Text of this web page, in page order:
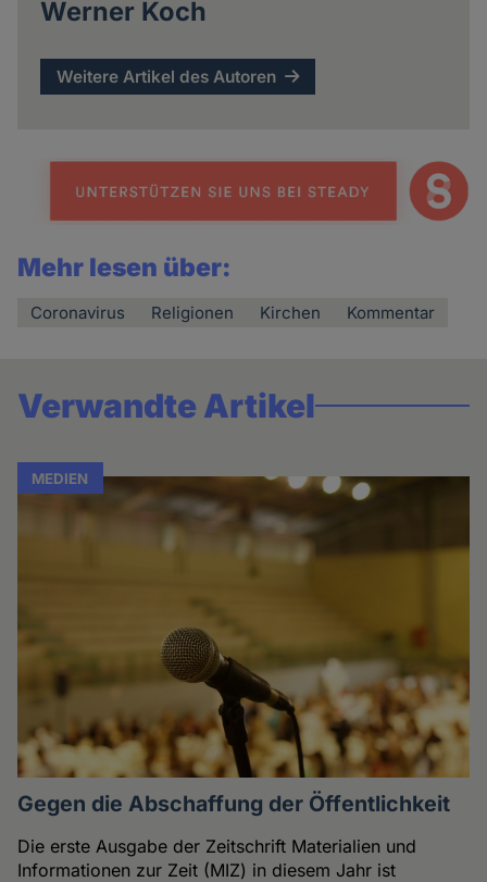
Werner Koch
Weitere Artikel des Autoren
Mehr lesen über:
Coronavirus Religionen Kirchen Kommentar
Verwandte Artikel
MEDIEN
Gegen die Abschaffung der Öffentlichkeit
Die erste Ausgabe der Zeitschrift Materialien und
Informationen zur Zeit (MIZ) in diesem Jahr ist